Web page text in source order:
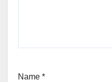
Name *